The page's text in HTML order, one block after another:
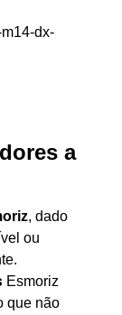
a
, dado
ou
Esmoriz
que não